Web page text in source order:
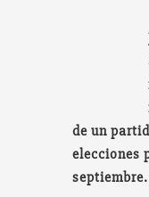
de un
elecciones
septiembre.